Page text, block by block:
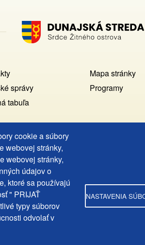
cookie a súbory
webovej stránky,
webovej stránky,
údajov o
ktoré sa používajú
" PRIJAŤ
typy súborov
odvolať v
NASTAVENIA
Mapa stránky
správy
Programy
tabuľa
© Mesto Dunajská Streda, 2025
epix media